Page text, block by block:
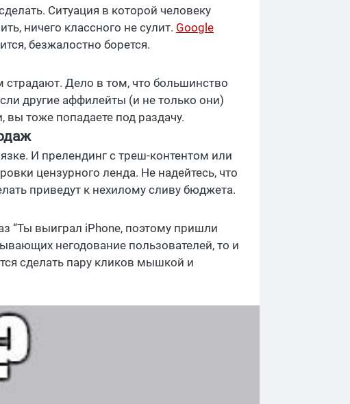
Ситуация в которой человеку
ничего классного не сулит. Google
безжалостно борется.
страдают. Дело в том, что большинство
другие аффилейты (и не только они)
тоже попадаете под раздачу.
И прелендинг с треш-контентом или
цензурного ленда. Не надейтесь, что
приведут к нехилому сливу бюджета.
“Ты выиграл iPhone, поэтому пришли
негодование пользователей, то и
сделать пару кликов мышкой и